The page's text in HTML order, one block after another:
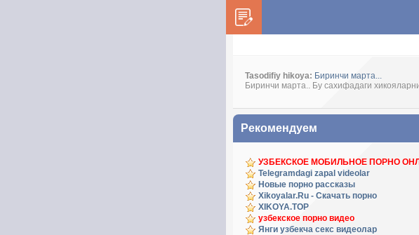
Tasodifiy hikoya: Биринчи марта...
Биринчи марта.. Бу сахифадаги
Рекомендуем
УЗБЕКСКОЕ МОБИЛЬНОЕ ПОРНО
Telegramdagi zapal videolar
Новые порно рассказы
Xikoyalar.Ru - Скачать порно
XIKOYA.TOP
узбекское порно видео
Янги узбекча секс видеолар